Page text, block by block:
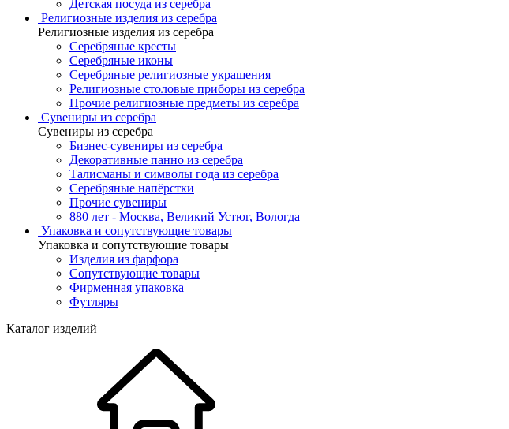
Детская посуда из серебра
Религиозные изделия из серебра
Религиозные изделия из серебра
Серебряные кресты
Серебряные иконы
Серебряные религиозные украшения
Религиозные столовые приборы из серебра
Прочие религиозные предметы из серебра
Сувениры из серебра
Сувениры из серебра
Бизнес-сувениры из серебра
Декоративные панно из серебра
Талисманы и символы года из серебра
Серебряные напёрстки
Прочие сувениры
880 лет - Москва, Великий Устюг, Вологда
Упаковка и сопутствующие товары
Упаковка и сопутствующие товары
Изделия из фарфора
Сопутствующие товары
Фирменная упаковка
Футляры
Каталог изделий